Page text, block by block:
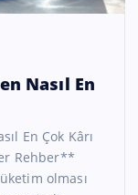
Nasıl En
En Çok Kârı
Rehber**
olması